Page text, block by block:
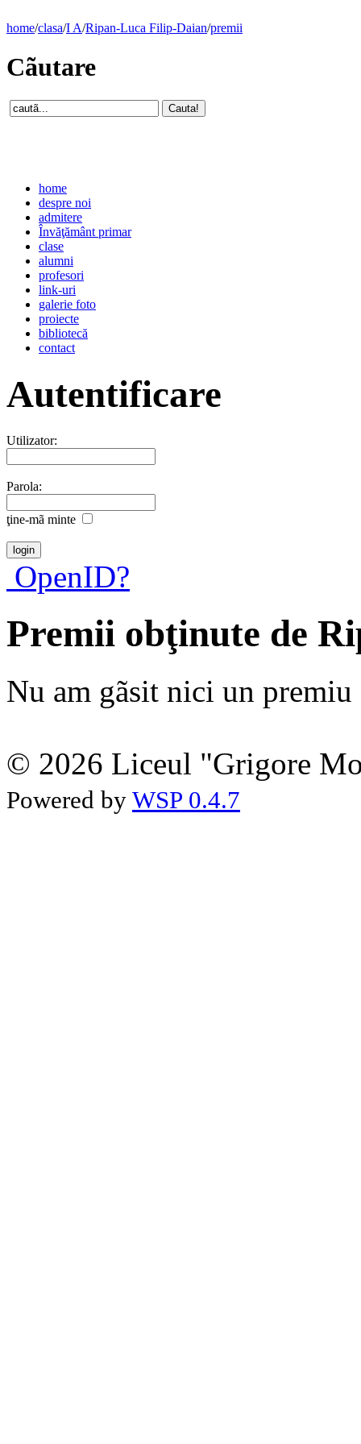
home/clasa/I A/Ripan-Luca Filip-Daian/premii
Cãutare
home
despre noi
admitere
Învăţământ primar
clase
alumni
profesori
link-uri
galerie foto
proiecte
bibliotecă
contact
Autentificare
Utilizator:
Parola:
ţine-mã minte
OpenID?
Premii obţinute de
Nu am gãsit nici un premiu
© 2026 Liceul "Grigore
Powered by WSP 0.4.7